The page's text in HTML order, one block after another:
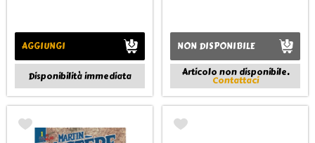
AGGIUNGI
Disponibilità immediata
NON DISPONIBILE
Articolo non disponibile.
Contattaci